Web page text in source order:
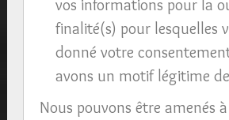
vos informations pour la
finalité(s) pour lesquelles
donné votre
avons un motif légitime
Nous pouvons être amenés